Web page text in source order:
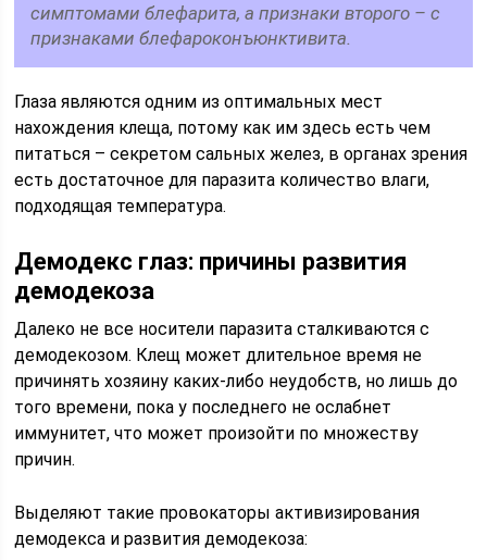
симптомами блефарита, а признаки второго – с
признаками блефароконъюнктивита.
Глаза являются одним из оптимальных мест
нахождения клеща, потому как им здесь есть чем
питаться – секретом сальных желез, в органах зрения
есть достаточное для паразита количество влаги,
подходящая температура.
Демодекс глаз: причины развития
демодекоза
Далеко не все носители паразита сталкиваются с
демодекозом. Клещ может длительное время не
причинять хозяину каких-либо неудобств, но лишь до
того времени, пока у последнего не ослабнет
иммунитет, что может произойти по множеству
причин.
Выделяют такие провокаторы активизирования
демодекса и развития демодекоза: